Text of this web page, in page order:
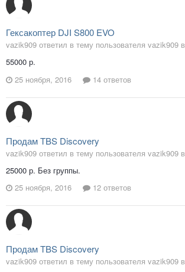
Гексакоптер DJI S800 EVO
vazik909 ответил в тему пользователя vazik909 в
55000 р.
25 ноября, 2016
14 ответов
Продам TBS Discovery
vazik909 ответил в тему пользователя vazik909 в
25000 р. Без группы.
25 ноября, 2016
12 ответов
Продам TBS Discovery
vazik909 ответил в тему пользователя vazik909 в